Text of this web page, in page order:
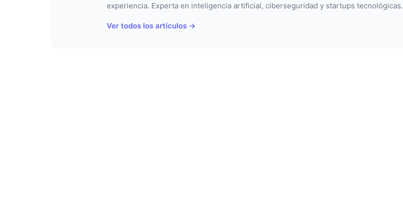
experiencia. Experta en inteligencia artificial, ciberseguridad y startups tecnológicas.
Ver todos los artículos →